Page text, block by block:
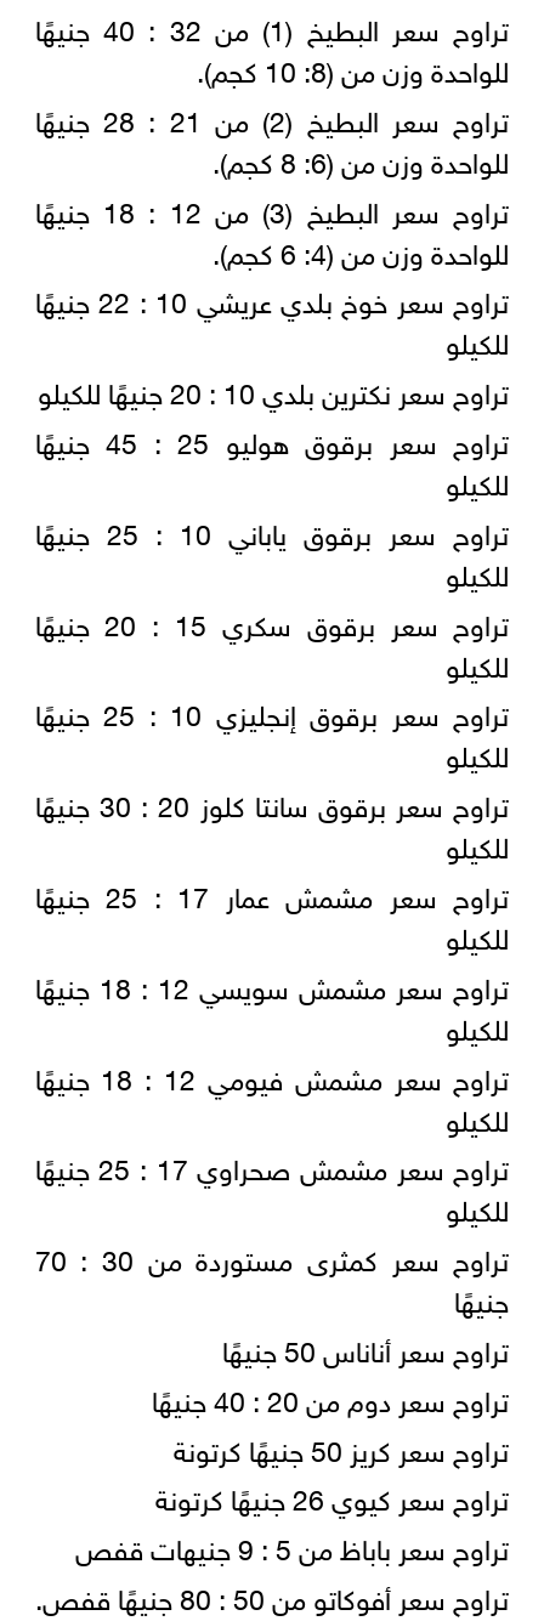
تراوح سعر البطيخ (1) من 32 : 40 جنيهًا
للواحدة وزن من (8: 10 كجم).
تراوح سعر البطيخ (2) من 21 : 28 جنيهًا
للواحدة وزن من (6: 8 كجم).
تراوح سعر البطيخ (3) من 12 : 18 جنيهًا
للواحدة وزن من (4: 6 كجم).
تراوح سعر خوخ بلدي عريشي 10 : 22 جنيهًا
للكيلو
تراوح سعر نكترين بلدي 10 : 20 جنيهًا للكيلو
تراوح سعر برقوق هوليو 25 : 45 جنيهًا
للكيلو
تراوح سعر برقوق ياباني 10 : 25 جنيهًا
للكيلو
تراوح سعر برقوق سكري 15 : 20 جنيهًا
للكيلو
تراوح سعر برقوق إنجليزي 10 : 25 جنيهًا
للكيلو
تراوح سعر برقوق سانتا كلوز 20 : 30 جنيهًا
للكيلو
تراوح سعر مشمش عمار 17 : 25 جنيهًا
للكيلو
تراوح سعر مشمش سويسي 12 : 18 جنيهًا
للكيلو
تراوح سعر مشمش فيومي 12 : 18 جنيهًا
للكيلو
تراوح سعر مشمش صحراوي 17 : 25 جنيهًا
للكيلو
تراوح سعر كمثرى مستوردة من 30 : 70
جنيهًا
تراوح سعر أناناس 50 جنيهًا
تراوح سعر دوم من 20 : 40 جنيهًا
تراوح سعر كريز 50 جنيهًا كرتونة
تراوح سعر كيوي 26 جنيهًا كرتونة
تراوح سعر باباظ من 5 : 9 جنيهات قفص
تراوح سعر أفوكاتو من 50 : 80 جنيهًا قفص.